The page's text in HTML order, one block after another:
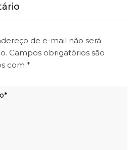
de e-mail não será
Campos obrigatórios são
com *